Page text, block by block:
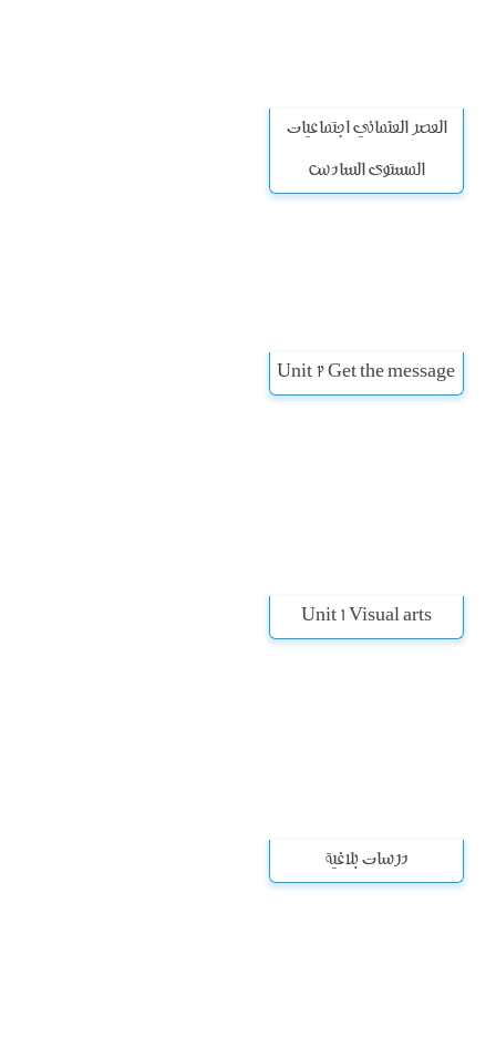
العصر العثماني اجتماعيات
المستوى السادس
Unit 2 Get the message
Unit 1 Visual arts
درسات بلاغية